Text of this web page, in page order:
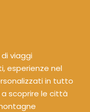
viaggi
esperienze nel
in tutto
scoprire le città